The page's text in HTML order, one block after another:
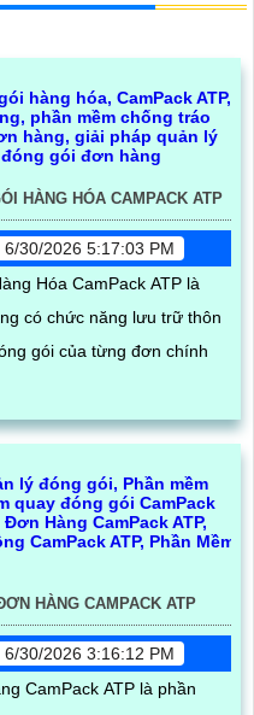
HÀNG HÓA CAMPACK ATP
6/30/2026 5:17:03 PM
Hóa CamPack ATP là
có chức năng lưu trữ thôn
gói của từng đơn chính
HÀNG CAMPACK ATP
6/30/2026 3:16:12 PM
CamPack ATP là phần